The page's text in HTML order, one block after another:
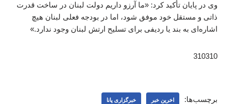
وی در پایان تأکید کرد: «ما آرزو داریم دولت لبنان در ساخت قدرت
ذاتی و مستقل خود موفق شود، اما در بودجه فعلی لبنان هیچ
اشاره‌ای به بند یا ردیفی برای تسلیح ارتش لبنان وجود ندارد.»
310310
برچسب‌ها: اخرین خبر خبرگزاری پانا